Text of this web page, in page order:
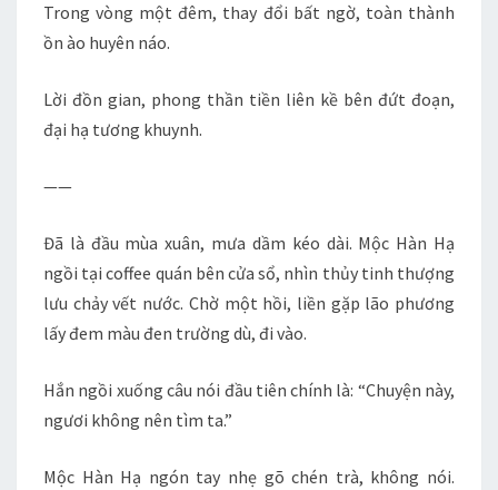
Trong vòng một đêm, thay đổi bất ngờ, toàn thành
ồn ào huyên náo.
Lời đồn gian, phong thần tiền liên kề bên đứt đoạn,
đại hạ tương khuynh.
——
Đã là đầu mùa xuân, mưa dầm kéo dài. Mộc Hàn Hạ
ngồi tại coffee quán bên cửa sổ, nhìn thủy tinh thượng
lưu chảy vết nước. Chờ một hồi, liền gặp lão phương
lấy đem màu đen trường dù, đi vào.
Hắn ngồi xuống câu nói đầu tiên chính là: “Chuyện này,
ngươi không nên tìm ta.”
Mộc Hàn Hạ ngón tay nhẹ gõ chén trà, không nói.